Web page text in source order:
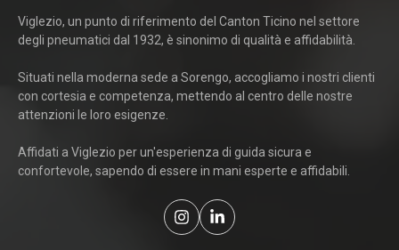
Viglezio, un punto di riferimento del Canton Ticino nel settore
degli pneumatici dal 1932, è sinonimo di qualità e affidabilità.
Situati nella moderna sede a Sorengo, accogliamo i nostri clienti
con cortesia e competenza, mettendo al centro delle nostre
attenzioni le loro esigenze.
Affidati a Viglezio per un'esperienza di guida sicura e
confortevole, sapendo di essere in mani esperte e affidabili.